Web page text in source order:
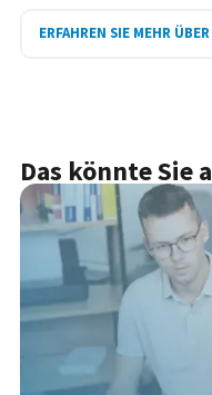
ERFAHREN SIE MEHR
Das könnte Sie